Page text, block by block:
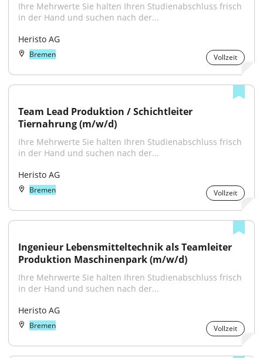
Ihre Mehrwerte Sie halten Ihren Studienabschluss frisch
in der Hand und suchen nach der...
Heristo AG
Bremen Vollzeit
Team Lead Produktion / Schichtleiter
Tiernahrung (m/w/d)
Ihre Mehrwerte Sie halten Ihren Studienabschluss frisch
in der Hand und suchen nach der...
Heristo AG
Bremen Vollzeit
Ingenieur Lebensmitteltechnik als Teamleiter
Produktion Maschinenpark (m/w/d)
Ihre Mehrwerte Sie halten Ihren Studienabschluss frisch
in der Hand und suchen nach der...
Heristo AG
Bremen Vollzeit